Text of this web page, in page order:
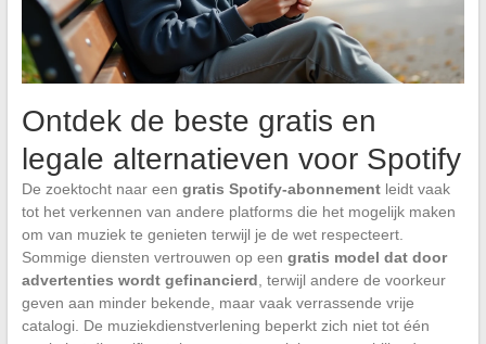
Ontdek de beste gratis en
legale alternatieven voor Spotify
De zoektocht naar een gratis Spotify-abonnementleidt vaak
tot het verkennen van andere platforms die het mogelijk maken
om van muziek te genieten terwijl je de wet respecteert.
Sommige diensten vertrouwen op een gratis model dat door
advertenties wordt gefinancierd , terwijl andere de voorkeur
geven aan minder bekende, maar vaak verrassende vrije
catalogi. De muziekdienstverlening beperkt zich niet tot één